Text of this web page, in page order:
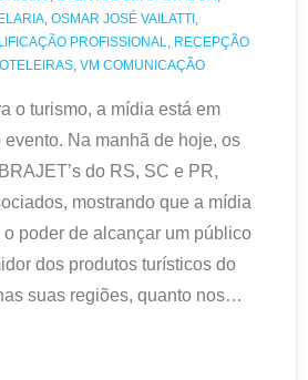
, OSMAR JOSÉ VAILATTI ,
PROFISSIONAL, RECEPÇÃO
, VM COMUNICAÇÃO
o turismo, a mídia está em
Na manhã de hoje, os
do RS, SC e PR,
mostrando que a mídia
poder de alcançar um público
dos produtos turísticos do
suas regiões, quanto nos…